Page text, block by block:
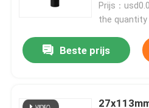
Gevallen
Aangepast wietpakket
Prijs：
the quantity
Beste prijs